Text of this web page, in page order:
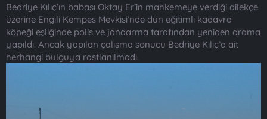
Bedriye Kılıç’ın babası Oktay Er’in mahkemeye verdiği dilekçe
üzerine Engili Kempes Mevkisi’nde dün eğitimli kadavra
köpeği eşliğinde polis ve jandarma tarafından yeniden arama
yapıldı. Ancak yapılan çalışma sonucu Bedriye Kılıç’a ait
herhangi bulguya rastlanılmadı.